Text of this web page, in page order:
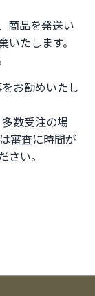
商品を発送い
たします。
お勧めいたし
数受注の場
審査に時間が
い。